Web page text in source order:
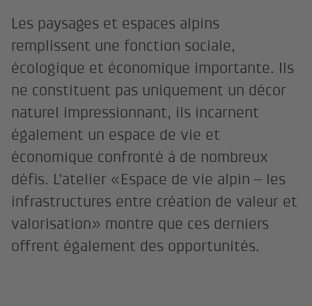
Les paysages et espaces alpins
remplissent une fonction sociale,
écologique et économique importante. Ils
ne constituent pas uniquement un décor
naturel impressionnant, ils incarnent
également un espace de vie et
économique confronté à de nombreux
défis. L’atelier «Espace de vie alpin – les
infrastructures entre création de valeur et
valorisation» montre que ces derniers
offrent également des opportunités.